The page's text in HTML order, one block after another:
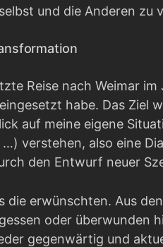
und die Anderen zu
Reise nach Weimar
habe. Das
auf meine eigene
verstehen, also eine
den Entwurf neuer
die erwünschten. Aus
oder überwunden
gegenwärtig und